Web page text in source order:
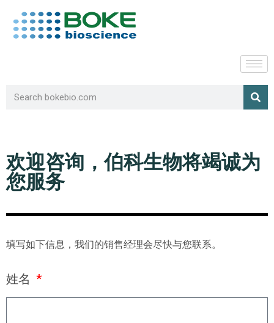
欢迎咨询，伯科生物将竭诚为
您服务
填写如下信息，我们的销售经理会尽快与您联系。
姓名